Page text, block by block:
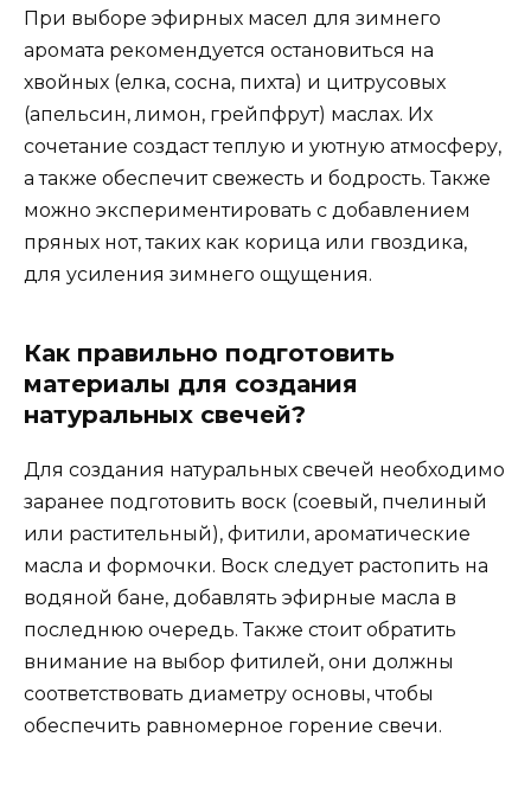
При выборе эфирных масел для зимнего
аромата рекомендуется остановиться на
хвойных (елка, сосна, пихта) и цитрусовых
(апельсин, лимон, грейпфрут) маслах. Их
сочетание создаст теплую и уютную атмосферу,
а также обеспечит свежесть и бодрость. Также
можно экспериментировать с добавлением
пряных нот, таких как корица или гвоздика,
для усиления зимнего ощущения.
Как правильно подготовить
материалы для создания
натуральных свечей?
Для создания натуральных свечей необходимо
заранее подготовить воск (соевый, пчелиный
или растительный), фитили, ароматические
масла и формочки. Воск следует растопить на
водяной бане, добавлять эфирные масла в
последнюю очередь. Также стоит обратить
внимание на выбор фитилей, они должны
соответствовать диаметру основы, чтобы
обеспечить равномерное горение свечи.